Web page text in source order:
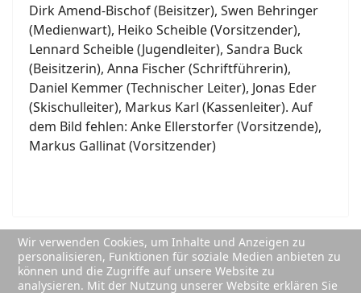
Dirk Amend-Bischof (Beisitzer), Swen Behringer
(Medienwart), Heiko Scheible (Vorsitzender),
Lennard Scheible (Jugendleiter), Sandra Buck
(Beisitzerin), Anna Fischer (Schriftführerin),
Daniel Kemmer (Technischer Leiter), Jonas Eder
(Skischulleiter), Markus Karl (Kassenleiter). Auf
dem Bild fehlen: Anke Ellerstorfer (Vorsitzende),
Markus Gallinat (Vorsitzender)
Wir verwenden Cookies, um Inhalte und Anzeigen zu
personalisieren, Funktionen für soziale Medien anbieten zu
können und die Zugriffe auf unsere Website zu
analysieren. Mit der Nutzung unserer Website erklären Sie